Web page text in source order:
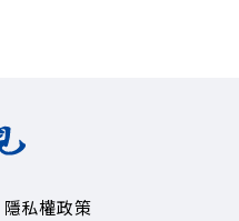
隱私權政策